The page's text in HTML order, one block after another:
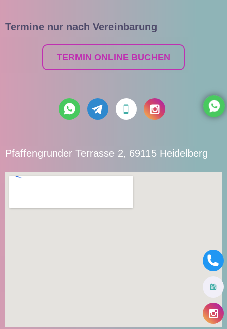
Termine nur nach Vereinbarung
TERMIN ONLINE BUCHEN
Pfaffengrunder Terrasse 2, 69115 Heidelberg